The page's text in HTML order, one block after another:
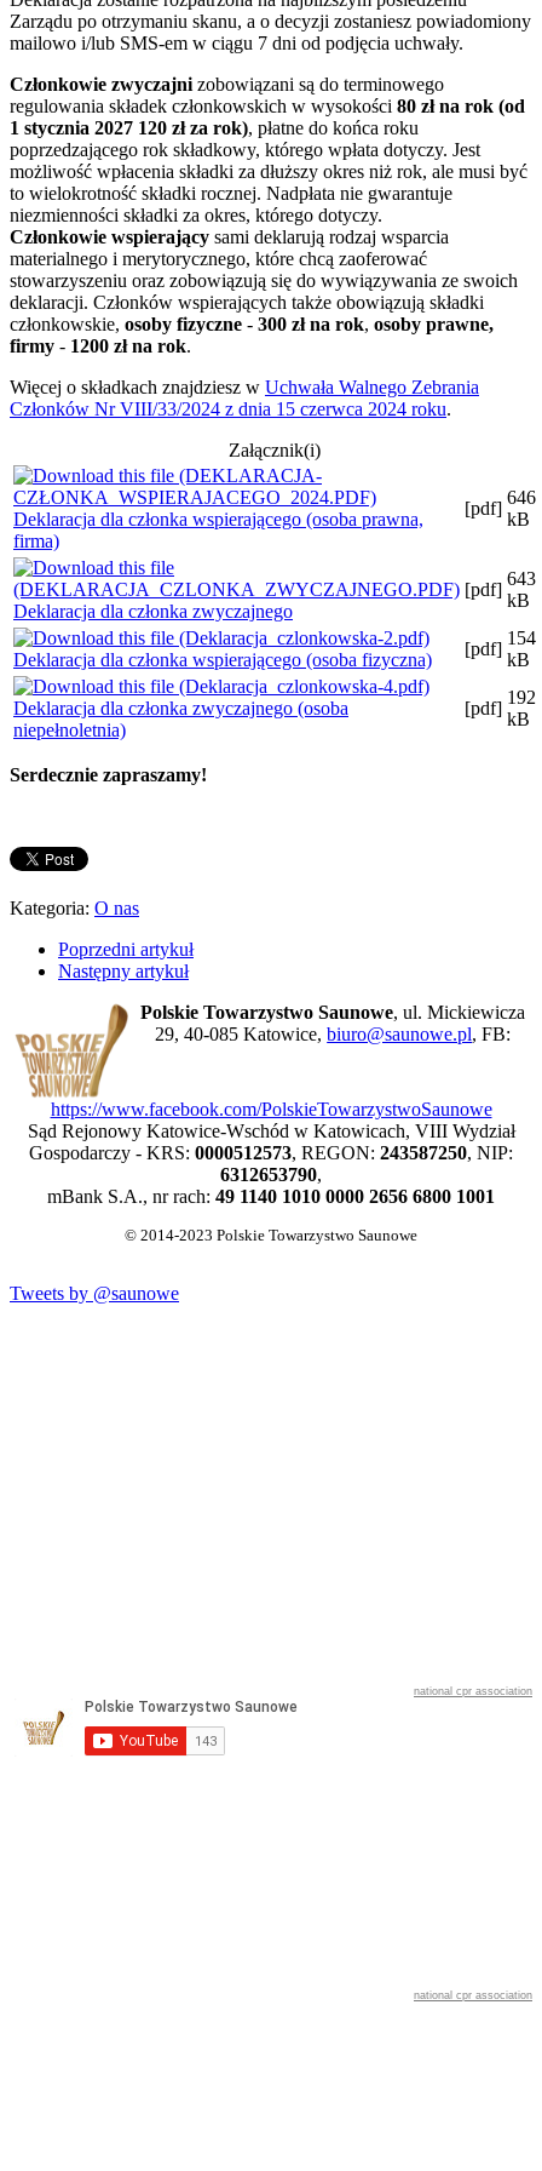
Zarządu po otrzymaniu skanu, a o decyzji zostaniesz powiadomiony
mailowo i/lub SMS-em w ciągu 7 dni od podjęcia uchwały.
Członkowie zwyczajni zobowiązani są do terminowego
regulowania składek członkowskich w wysokości 80 zł na rok (od
1 stycznia 2027 120 zł za rok), płatne do końca roku
poprzedzającego rok składkowy, którego wpłata dotyczy. Jest
możliwość wpłacenia składki za dłuższy okres niż rok, ale musi być
to wielokrotność składki rocznej. Nadpłata nie gwarantuje
niezmienności składki za okres, którego dotyczy.
Członkowie wspierający sami deklarują rodzaj wsparcia
materialnego i merytorycznego, które chcą zaoferować
stowarzyszeniu oraz zobowiązują się do wywiązywania ze swoich
deklaracji. Członków wspierających także obowiązują składki
członkowskie, osoby fizyczne - 300 zł na rok, osoby prawne,
firmy - 1200 zł na rok.
Więcej o składkach znajdziesz w Uchwała Walnego Zebrania
Członków Nr VIII/33/2024 z dnia 15 czerwca 2024 roku.
Załącznik(i)
Deklaracja dla członka wspierającego (osoba prawna,
firma)
[pdf]
646
kB
Deklaracja dla członka zwyczajnego
[pdf]
643
kB
Deklaracja dla członka wspierającego (osoba fizyczna)
[pdf]
154
kB
Deklaracja dla członka zwyczajnego (osoba
niepełnoletnia)
[pdf]
192
kB
Serdecznie zapraszamy!
Kategoria: O nas
Poprzedni artykuł
Następny artykuł
Polskie Towarzystwo Saunowe, ul. Mickiewicza
29, 40-085 Katowice,biuro@saunowe.pl, FB:
https://www.facebook.com/PolskieTowarzystwoSaunowe
Sąd Rejonowy Katowice-Wschód w Katowicach, VIII Wydział
Gospodarczy - KRS: 0000512573, REGON: 243587250, NIP:
6312653790,
mBank S.A., nr rach: 49 1140 1010 0000 2656 6800 1001
© 2014-2023 Polskie Towarzystwo Saunowe
Tweets by @saunowe
national cpr association
national cpr association